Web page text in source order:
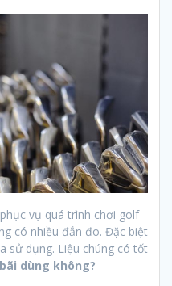
vụ quá trình chơi golf
có nhiều đắn đo. Đặc biệt
sử dụng. Liệu chúng có tốt
dùng không?